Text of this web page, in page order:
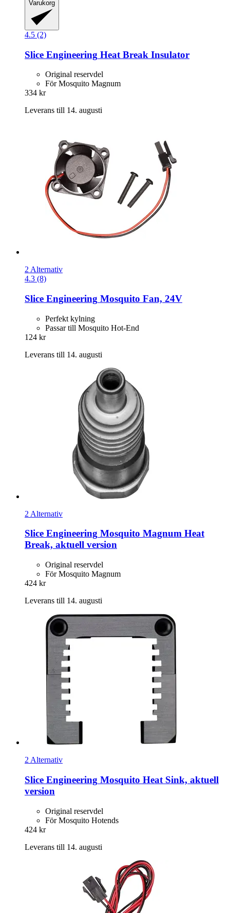
Varukorg
4.5 (2)
Slice Engineering Heat Break Insulator
Original reservdel
För Mosquito Magnum
334 kr
Leverans till 14. augusti
2 Alternativ
4.3 (8)
Slice Engineering Mosquito Fan, 24V
Perfekt kylning
Passar till Mosquito Hot-End
124 kr
Leverans till 14. augusti
2 Alternativ
Slice Engineering Mosquito Magnum Heat
Break, aktuell version
Original reservdel
För Mosquito Magnum
424 kr
Leverans till 14. augusti
2 Alternativ
Slice Engineering Mosquito Heat Sink, aktuell
version
Original reservdel
För Mosquito Hotends
424 kr
Leverans till 14. augusti